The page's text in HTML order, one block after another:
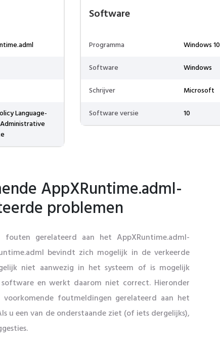
Language-
Software
Programma
Windows 10
Software
Windows
Schrijver
Microsoft
Software versie
10
AppXRuntime.adml-
problemen
gerelateerd aan het AppXRuntime.adml-
bevindt zich mogelijk in de verkeerde
niet aanwezig in het systeem of is mogelijk
en werkt daarom niet correct. Hieronder
foutmeldingen gerelateerd aan het
u een van de onderstaande ziet (of iets dergelijks),